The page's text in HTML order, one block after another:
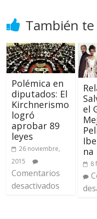
También
Polémica en
diputados: El
Kirchnerismo
logró
aprobar 89
leyes
26 noviembre,
2015
Comentarios
desactivados
el
na
8